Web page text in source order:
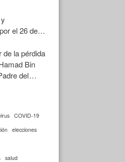
el 26 de
de la pérdida
Bin
del
COVID-19
elecciones
salud